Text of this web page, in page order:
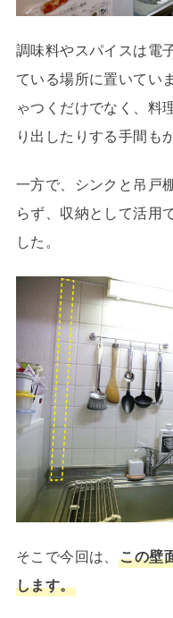
調味料やスパイスは電
ている場所に置いてい
ゃつくだけでなく、料
り出したりする手間も
一方で、シンクと吊戸
らず、収納として活用
した。
そこで今回は、 この壁
します。